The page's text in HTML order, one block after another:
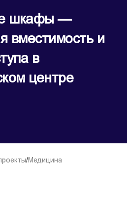
шкафы —
вместимость и
в
центре
/Медицина